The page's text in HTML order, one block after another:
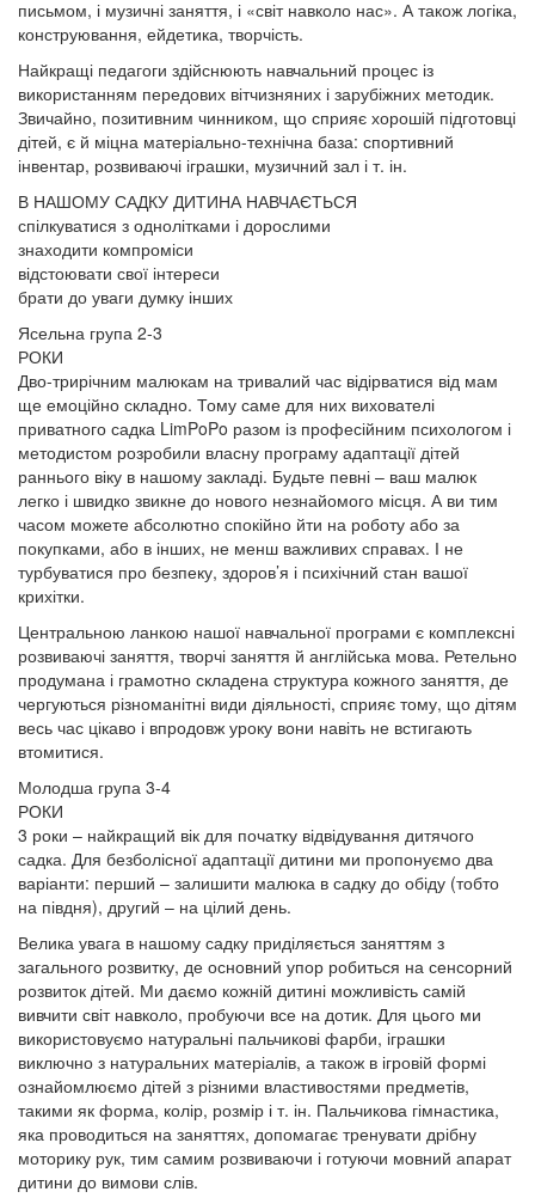
письмом, і музичні заняття, і «світ навколо нас». А також логіка,
конструювання, ейдетика, творчість.
Найкращі педагоги здійснюють навчальний процес із
використанням передових вітчизняних і зарубіжних методик.
Звичайно, позитивним чинником, що сприяє хорошій підготовці
дітей, є й міцна матеріально-технічна база: спортивний
інвентар, розвиваючі іграшки, музичний зал і т. ін.
В НАШОМУ САДКУ ДИТИНА НАВЧАЄТЬСЯ
спілкуватися з однолітками і дорослими
знаходити компроміси
відстоювати свої інтереси
брати до уваги думку інших
Ясельна група 2-3
РОКИ
Дво-трирічним малюкам на тривалий час відірватися від мам
ще емоційно складно. Тому саме для них вихователі
приватного садка LimPoPo разом із професійним психологом і
методистом розробили власну програму адаптації дітей
раннього віку в нашому закладі. Будьте певні – ваш малюк
легко і швидко звикне до нового незнайомого місця. А ви тим
часом можете абсолютно спокійно йти на роботу або за
покупками, або в інших, не менш важливих справах. І не
турбуватися про безпеку, здоров’я і психічний стан вашої
крихітки.
Центральною ланкою нашої навчальної програми є комплексні
розвиваючі заняття, творчі заняття й англійська мова. Ретельно
продумана і грамотно складена структура кожного заняття, де
чергуються різноманітні види діяльності, сприяє тому, що дітям
весь час цікаво і впродовж уроку вони навіть не встигають
втомитися.
Молодша група 3-4
РОКИ
3 роки – найкращий вік для початку відвідування дитячого
садка. Для безболісної адаптації дитини ми пропонуємо два
варіанти: перший – залишити малюка в садку до обіду (тобто
на півдня), другий – на цілий день.
Велика увага в нашому садку приділяється заняттям з
загального розвитку, де основний упор робиться на сенсорний
розвиток дітей. Ми даємо кожній дитині можливість самій
вивчити світ навколо, пробуючи все на дотик. Для цього ми
використовуємо натуральні пальчикові фарби, іграшки
виключно з натуральних матеріалів, а також в ігровій формі
ознайомлюємо дітей з різними властивостями предметів,
такими як форма, колір, розмір і т. ін. Пальчикова гімнастика,
яка проводиться на заняттях, допомагає тренувати дрібну
моторику рук, тим самим розвиваючи і готуючи мовний апарат
дитини до вимови слів.